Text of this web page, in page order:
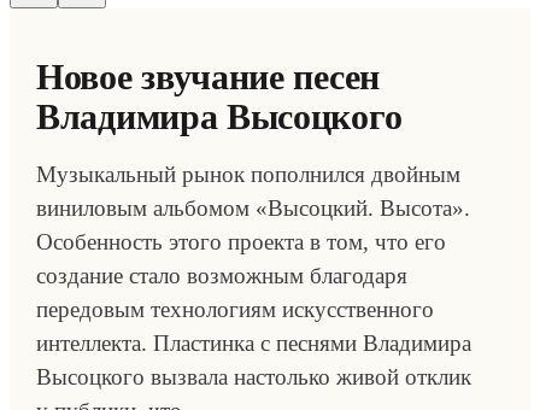
Новое звучание песен
Владимира Высоцкого
Музыкальный рынок пополнился двойным
виниловым альбомом «Высоцкий. Высота».
Особенность этого проекта в том, что его
создание стало возможным благодаря
передовым технологиям искусственного
интеллекта. Пластинка с песнями Владимира
Высоцкого вызвала настолько живой отклик